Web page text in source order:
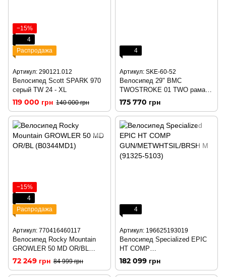
−15%
4
Распродажа
Артикул: 290121.012
Велосипед Scott SPARK 970
серый TW 24 - XL
119 000 грн 140 000 грн
4
Артикул: SKE-60-52
Велосипед 29" BMC
TWOSTROKE 01 TWO рама -
XL 2025 wht bru bru
175 770 грн
−15%
4
Распродажа
Артикул: 770416460117
Велосипед Rocky Mountain
GROWLER 50 MD OR/BL
(B0344MD1)
72 249 грн 84 999 грн
4
Артикул: 196625193019
Велосипед Specialized EPIC
HT COMP
GUN/METWHTSIL/BRSH M
(91325-5103)
182 099 грн